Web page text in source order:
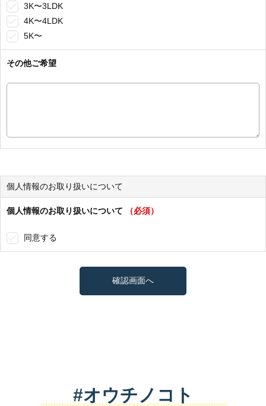
3K〜3LDK
4K〜4LDK
5K〜
その他ご希望
個人情報のお取り扱いについて
個人情報のお取り扱いについて （必須）
同意する
#オウチノコト